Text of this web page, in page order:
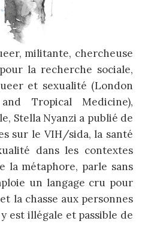
militante, chercheuse
la recherche sociale,
et sexualité (London
Tropical Medicine),
Stella Nyanzi a publié de
sur le VIH/sida, la santé
dans les contextes
la métaphore, parle sans
un langage cru pour
la chasse aux personnes
est illégale et passible de